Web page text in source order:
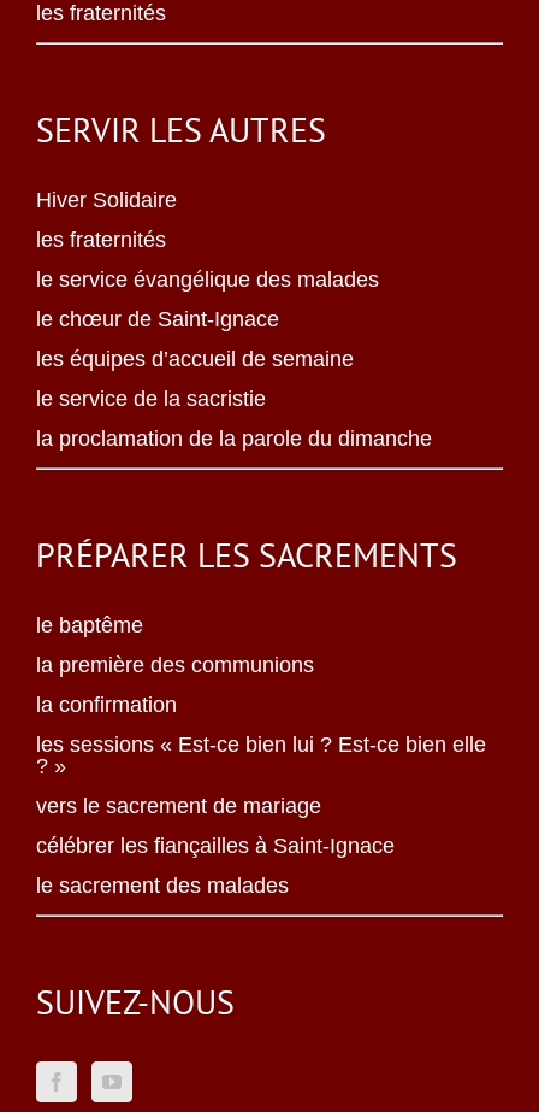
les fraternités
SERVIR LES AUTRES
Hiver Solidaire
les fraternités
le service évangélique des malades
le chœur de Saint-Ignace
les équipes d’accueil de semaine
le service de la sacristie
la proclamation de la parole du dimanche
PRÉPARER LES SACREMENTS
le baptême
la première des communions
la confirmation
les sessions « Est-ce bien lui ? Est-ce bien elle
? »
vers le sacrement de mariage
célébrer les fiançailles à Saint-Ignace
le sacrement des malades
SUIVEZ-NOUS